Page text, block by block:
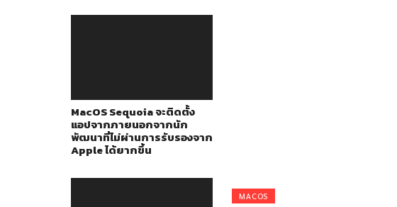
MacOS Sequoia จะติดตั้ง
แอปจากภายนอกจากนัก
พัฒนาที่ไม่ผ่านการรับรองจาก
Apple ได้ยากขึ้น
MACOS